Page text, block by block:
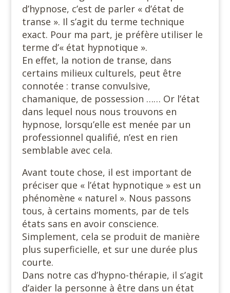
d’hypnose, c’est de parler « d’état de
transe ». Il s’agit du terme technique
exact. Pour ma part, je préfère utiliser le
terme d’« état hypnotique ».
En effet, la notion de transe, dans
certains milieux culturels, peut être
connotée : transe convulsive,
chamanique, de possession …… Or l’état
dans lequel nous nous trouvons en
hypnose, lorsqu’elle est menée par un
professionnel qualifié, n’est en rien
semblable avec cela.
Avant toute chose, il est important de
préciser que « l’état hypnotique » est un
phénomène « naturel ». Nous passons
tous, à certains moments, par de tels
états sans en avoir conscience.
Simplement, cela se produit de manière
plus superficielle, et sur une durée plus
courte.
Dans notre cas d’hypno-thérapie, il s’agit
d’aider la personne à être dans un état